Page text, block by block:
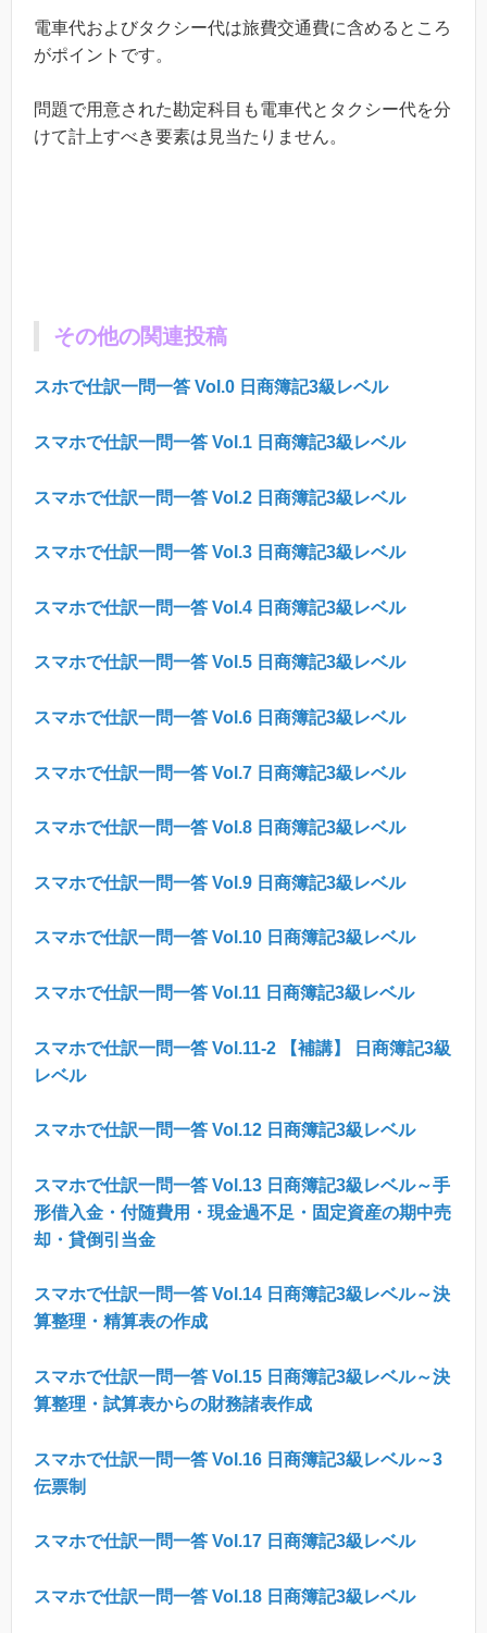
電車代およびタクシー代は旅費交通費に含めるところ
がポイントです。
問題で用意された勘定科目も電車代とタクシー代を分
けて計上すべき要素は見当たりません。
その他の関連投稿
スホで仕訳一問一答 Vol.0 日商簿記3級レベル
スマホで仕訳一問一答 Vol.1 日商簿記3級レベル
スマホで仕訳一問一答 Vol.2 日商簿記3級レベル
スマホで仕訳一問一答 Vol.3 日商簿記3級レベル
スマホで仕訳一問一答 Vol.4 日商簿記3級レベル
スマホで仕訳一問一答 Vol.5 日商簿記3級レベル
スマホで仕訳一問一答 Vol.6 日商簿記3級レベル
スマホで仕訳一問一答 Vol.7 日商簿記3級レベル
スマホで仕訳一問一答 Vol.8 日商簿記3級レベル
スマホで仕訳一問一答 Vol.9 日商簿記3級レベル
スマホで仕訳一問一答 Vol.10 日商簿記3級レベル
スマホで仕訳一問一答 Vol.11 日商簿記3級レベル
スマホで仕訳一問一答 Vol.11-2 【補講】 日商簿記3級
レベル
スマホで仕訳一問一答 Vol.12 日商簿記3級レベル
スマホで仕訳一問一答 Vol.13 日商簿記3級レベル～手
形借入金・付随費用・現金過不足・固定資産の期中売
却・貸倒引当金
スマホで仕訳一問一答 Vol.14 日商簿記3級レベル～決
算整理・精算表の作成
スマホで仕訳一問一答 Vol.15 日商簿記3級レベル～決
算整理・試算表からの財務諸表作成
スマホで仕訳一問一答 Vol.16 日商簿記3級レベル～3
伝票制
スマホで仕訳一問一答 Vol.17 日商簿記3級レベル
スマホで仕訳一問一答 Vol.18 日商簿記3級レベル